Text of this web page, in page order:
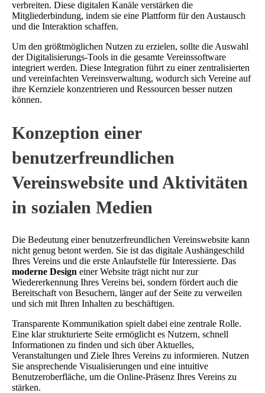
verbreiten. Diese digitalen Kanäle verstärken die
Mitgliederbindung, indem sie eine Plattform für den Austausch
und die Interaktion schaffen.
Um den größtmöglichen Nutzen zu erzielen, sollte die Auswahl
der Digitalisierungs-Tools in die gesamte Vereinssoftware
integriert werden. Diese Integration führt zu einer zentralisierten
und vereinfachten Vereinsverwaltung, wodurch sich Vereine auf
ihre Kernziele konzentrieren und Ressourcen besser nutzen
können.
Konzeption einer
benutzerfreundlichen
Vereinswebsite und Aktivitäten
in sozialen Medien
Die Bedeutung einer benutzerfreundlichen Vereinswebsite kann
nicht genug betont werden. Sie ist das digitale Aushängeschild
Ihres Vereins und die erste Anlaufstelle für Interessierte. Das
moderne Design einer Website trägt nicht nur zur
Wiedererkennung Ihres Vereins bei, sondern fördert auch die
Bereitschaft von Besuchern, länger auf der Seite zu verweilen
und sich mit Ihren Inhalten zu beschäftigen.
Transparente Kommunikation spielt dabei eine zentrale Rolle.
Eine klar strukturierte Seite ermöglicht es Nutzern, schnell
Informationen zu finden und sich über Aktuelles,
Veranstaltungen und Ziele Ihres Vereins zu informieren. Nutzen
Sie ansprechende Visualisierungen und eine intuitive
Benutzeroberfläche, um die Online-Präsenz Ihres Vereins zu
stärken.